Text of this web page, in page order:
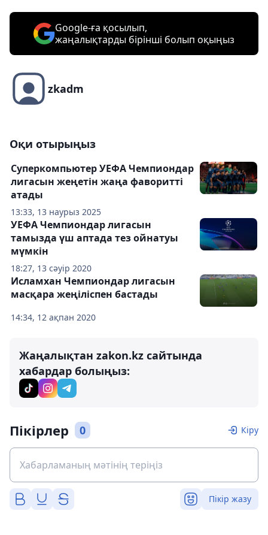
Google-ға қосылып,
жаңалықтарды бірінші болып оқыңыз
zkadm
Оқи отырыңыз
13:33, 13 наурыз 2025
Суперкомпьютер УЕФА Чемпиондар
лигасын жеңетін жаңа фаворитті
атады
18:27, 13 сәуір 2020
УЕФА Чемпиондар лигасын
тамызда үш аптада тез ойнатуы
мүмкін
14:34, 12 ақпан 2020
Исламхан Чемпиондар лигасын
масқара жеңіліспен бастады
Жаңалықтан zakon.kz сайтында
хабардар болыңыз:
Пікірлер 0 Кіру
Пікір жазу